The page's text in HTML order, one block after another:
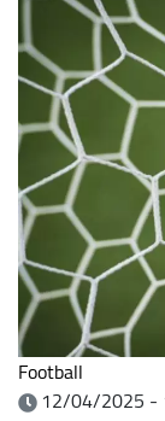
Football
12/04/2025 -